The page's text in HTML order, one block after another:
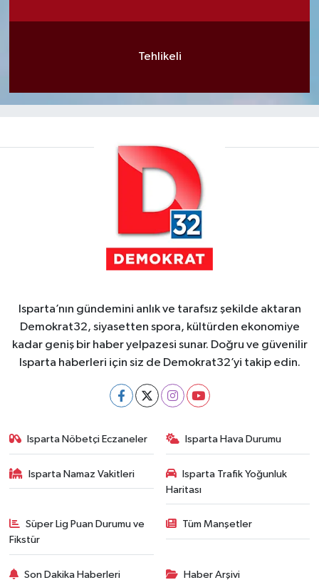
Tehlikeli
Isparta’nın gündemini anlık ve tarafsız şekilde aktaran
Demokrat32, siyasetten spora, kültürden ekonomiye
kadar geniş bir haber yelpazesi sunar. Doğru ve güvenilir
Isparta haberleri için siz de Demokrat32’yi takip edin.
Isparta Nöbetçi Eczaneler Isparta Hava Durumu
Isparta Namaz Vakitleri
Isparta Trafik Yoğunluk
Haritası
Süper Lig Puan Durumu ve
Fikstür
Tüm Manşetler
Son Dakika Haberleri Haber Arşivi